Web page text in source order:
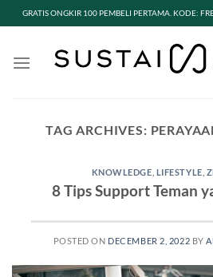
GRATIS ONGKIR 100 PEMBELI PERTAMA. KODE:
TAG ARCHIVES:
KNOWLEDGE LIFESTYLE
8 Tips Support Teman
POSTED ON DECEMBER 2, 2022 BY